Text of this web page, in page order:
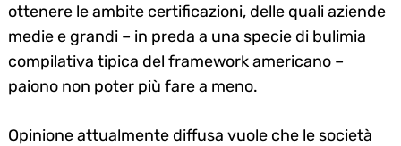
ottenere le ambite certificazioni, delle quali aziende
medie e grandi – in preda a una specie di bulimia
compilativa tipica del framework americano –
paiono non poter più fare a meno.
Opinione attualmente diffusa vuole che le società